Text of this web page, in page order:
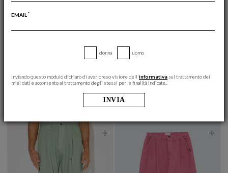
T-Shirt In Jersey Con Logo
EMAIL *
donna uomo
Inviando questo modulo dichiaro di aver preso visione dell'informativa sul trattamento dei
miei dati e acconsento al trattamento degli stessi per le finalità indicate..
INVIA